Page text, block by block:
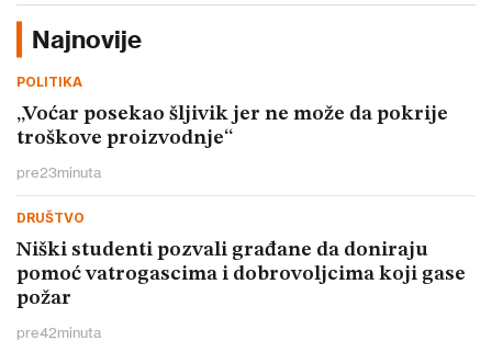
Najnovije
POLITIKA
„Voćar posekao šljivik jer ne može da pokrije
troškove proizvodnje“
pre23minuta
DRUŠTVO
Niški studenti pozvali građane da doniraju
pomoć vatrogascima i dobrovoljcima koji gase
požar
pre42minuta